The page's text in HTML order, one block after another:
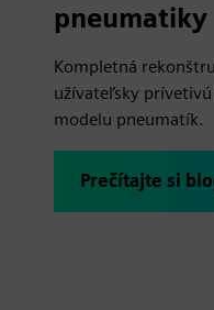
pneumatiky
Kompletná
užívateľsky
modelu pneumatík.
Prečítajte si